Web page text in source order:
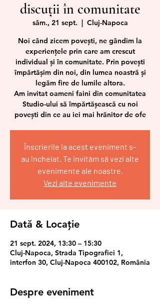
discuții în comunitate
sâm., 21 sept.
  |
Cluj-Napoca
Noi când zicem povești, ne gândim la
experiențele prin care am crescut
individual și în comunitate. Prin povești
împărtășim din noi, din lumea noastră și
legăm fire de lumile altora.
Am invitat oameni faini din comunitatea
Studio-ului să împărtășească cu noi
povești din ce au iei mai hrănitor de ofe
Înscrierile la acest eveniment s-
au încheiat. Te invităm să vezi alte
evenimente ale noastre.
Vezi alte evenimente
Dată & Locație
21 sept. 2024, 13:30 – 15:30
Cluj-Napoca, Strada Tipografiei 1,
interfon 30, Cluj-Napoca 400102, România
Despre eveniment